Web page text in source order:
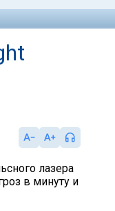
лазера
в минуту и